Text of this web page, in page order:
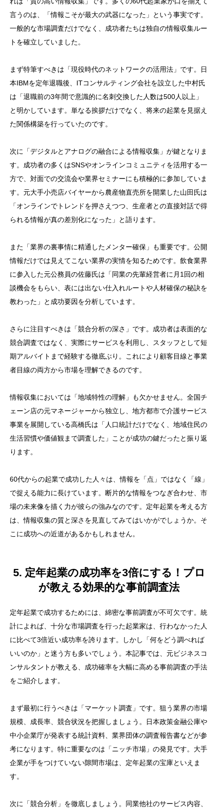
言うのは、「情報こそが最大の武器になった」という事実です。
一般的な市場調査だけでなく、成功者たちは独自の情報収集ルー
トを確立していました。
まず特筆すべきは「現役時代のネットワークの活用法」です。日
本IBMを定年退職後、ITコンサルティング会社を設立した中村氏
は「退職前の3年間で意識的に名刺交換した人数は500人以上」
と明かしています。単なる挨拶だけでなく、将来の起業を見据え
た関係構築を行っていたのです。
次に「デジタルとアナログの融合による情報収集」が鍵となりま
す。成功者の多くはSNSやオンラインコミュニティを活用する一
方で、対面での交流会や業界セミナーにも積極的に参加していま
す。元大手小売店バイヤーから農産物直売所を開業した山田氏は
「オンラインでトレンドを押さえつつ、生産者との直接対話で得
られる情報が真の差別化になった」と語ります。
また「業界の裏事情に精通したメンター確保」も重要です。公開
情報だけでは見えてこない業界の実情を知るためです。飲食業界
に参入した元公務員の佐藤氏は「同業の先輩経営者に月1回の相
談機会をもらい、表には出ない仕入れルートや人材確保の秘訣を
教わった」と成功要因を分析しています。
さらに注目すべきは「競合分析の深さ」です。成功者は表面的な
競合調査ではなく、実際にサービスを利用し、スタッフとして短
期アルバイトまで経験する徹底ぶり。これにより顧客目線と事業
者目線の両方から市場を理解できるのです。
情報収集においては「地域特性の理解」も欠かせません。全国チ
ェーン店の元マネージャーから独立し、地方都市で介護サービス
事業を展開している高橋氏は「人口統計だけでなく、地域住民の
生活習慣や価値観まで調査した」ことが成功の鍵だったと振り返
ります。
60代からの起業で成功した人々は、情報を「点」ではなく「線」
で捉える能力に長けています。断片的な情報をつなぎ合わせ、市
場の未来像を描く力が彼らの強みなのです。定年起業を考える方
は、情報収集の質と深さを見直してみてはいかがでしょうか。そ
こに成功への近道があるかもしれません。
5. 定年起業の成功率を3倍にする！プロ
が教える効果的な事前調査法
定年起業で成功するためには、綿密な事前調査が不可欠です。統
計によれば、十分な市場調査を行った起業家は、行わなかった人
に比べて3倍近い成功率を誇ります。しかし「何をどう調べれば
いいのか」と迷う方も多いでしょう。本記事では、元ビジネスコ
ンサルタントが教える、成功確率を大幅に高める事前調査の手法
をご紹介します。
まず最初に行うべきは「マーケット調査」です。狙う業界の市場
規模、成長率、競合状況を把握しましょう。日本政策金融公庫や
中小企業庁が発表する統計資料、業界団体の調査報告書などが参
考になります。特に重要なのは「ニッチ市場」の発見です。大手
企業が手をつけていない隙間市場は、定年起業の宝庫といえま
す。
次に「競合分析」を徹底しましょう。同業他社のサービス内容、